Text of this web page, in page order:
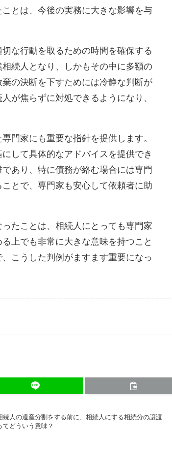
とは、今後の実務に大きな影響を与
な行動を取るための時間を確保する
続人となり、しかもその中に多額の
の決断を下すためには冷静な判断が
が焦らずに対処できるようになり、
門家にも重要な指針を提供します。
して具体的なアドバイスを提供でき
あり、特に債務が絡む場合には専門
とで、専門家も安心して依頼者に助
たことは、相続人にとっても専門家
上でも非常に大きな意味を持つこと
こうした判例がますます重要になっ
続人の遺産分割をする前に、相続人にする相続分の譲渡
てどういう意味？